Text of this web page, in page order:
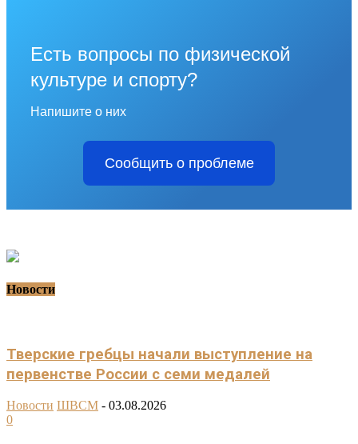
Есть вопросы по физической
культуре и спорту?
Напишите о них
Сообщить о проблеме
Новости
Тверские гребцы начали выступление на
первенстве России с семи медалей
Новости ШВСМ - 03.08.2026
0